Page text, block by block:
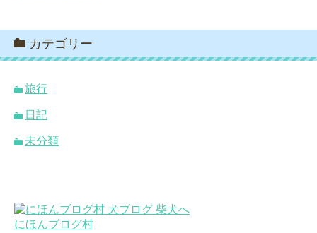
カテゴリー
旅行
日記
未分類
にほんブログ村